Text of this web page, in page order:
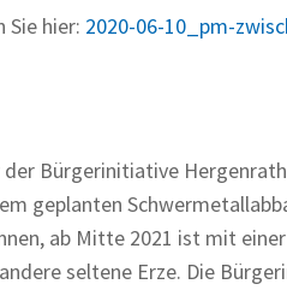
Sie hier: 2020-06-10_pm-
Bürgerinitiative
geplanten
ab Mitte 2021 ist mit
seltene Erze. Die